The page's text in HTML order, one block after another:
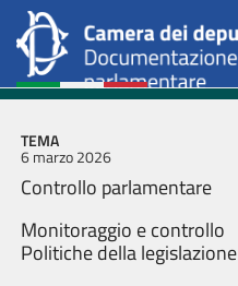
TEMA
6 marzo 2026
Controllo parlamentare
Monitoraggio e controllo
Politiche della legislazione